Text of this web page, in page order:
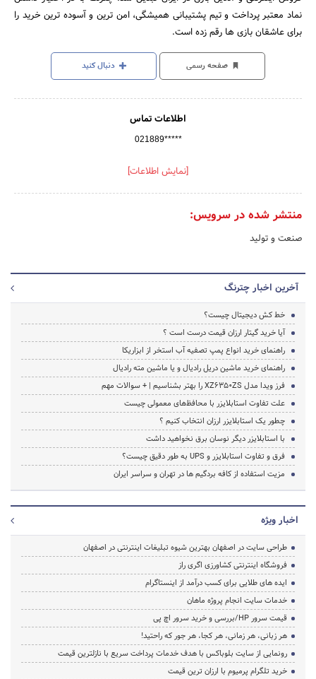
نماد معتبر پرداخت و تیم پشتیبانی همیشگی، امن ترین و آسوده ترین خرید را
برای عاشقان بازی ها رقم زده است.
صفحه رسمی دنبال کنید
اطلاعات تماس
021889*****
[نمایش اطلاعات]
منتشر شده در سرویس:
صنعت و تولید
آخرین اخبار چترنگ
خط کش دیجیتال چیست؟
آیا خرید گیتار ارزان قیمت درست است ؟
راهنمای خرید انواع پمپ تصفیه آب استخر از ابزاریکا
راهنمای خرید ماشین دریل رادیال و یا ماشین مته رادیال
فرز ویدا مدل XZ6350ZS را بهتر بشناسیم | + سوالات مهم
علت تفاوت استابلایزر با محافظ‌های معمولی چیست
چطور یک استابلایزر ارزان انتخاب کنیم ؟
با استابلایزر دیگر نوسان برق نخواهید داشت
فرق و تفاوت استابلایزر و UPS به طور دقیق چیست؟
مزیت استفاده از کافه بردگیم ها در تهران و سراسر ایران
اخبار ویژه
طراحی سایت در اصفهان بهترین شیوه تبلیغات اینترنتی در اصفهان
فروشگاه اینترنتی کشاورزی اگری راز
ایده های طلایی برای کسب درآمد از اینستاگرام
خدمات سایت انجام پروژه ماهان
قیمت سرور HP/بررسی و خرید سرور اچ پی
هر زبانی، هر زمانی، هر کجا، هر جور که راحتید!
رونمایی از سایت بلوباکس با هدف خدمات پرداخت سریع با نازلترین قیمت
خرید تلگرام پرمیوم با ارزان ترین قیمت